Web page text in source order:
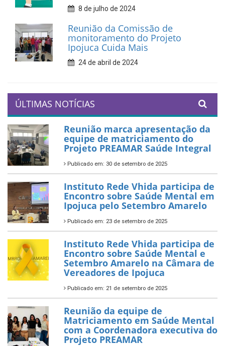
8 de julho de 2024
Reunião da Comissão de
monitoramento do Projeto
Ipojuca Cuida Mais
24 de abril de 2024
ÚLTIMAS NOTÍCIAS
Reunião marca apresentação da
equipe de matriciamento do
Projeto PREAMAR Saúde Integral
Publicado em: 30 de setembro de 2025
Instituto Rede Vhida participa de
Encontro sobre Saúde Mental em
Ipojuca pelo Setembro Amarelo
Publicado em: 23 de setembro de 2025
Instituto Rede Vhida participa de
Encontro sobre Saúde Mental e
Setembro Amarelo na Câmara de
Vereadores de Ipojuca
Publicado em: 21 de setembro de 2025
Reunião da equipe de
Matriciamento em Saúde Mental
com a Coordenadora executiva do
Projeto PREAMAR